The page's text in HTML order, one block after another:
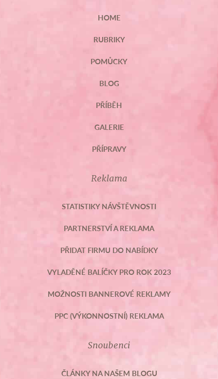
HOME
RUBRIKY
POMŮCKY
BLOG
PŘÍBĚH
GALERIE
PŘÍPRAVY
Reklama
STATISTIKY NÁVŠTĚVNOSTI
PARTNERSTVÍ A REKLAMA
PŘIDAT FIRMU DO NABÍDKY
VYLADĚNÉ BALÍČKY PRO ROK 2023
MOŽNOSTI BANNEROVÉ REKLAMY
PPC (VÝKONNOSTNÍ) REKLAMA
Snoubenci
ČLÁNKY NA NAŠEM BLOGU